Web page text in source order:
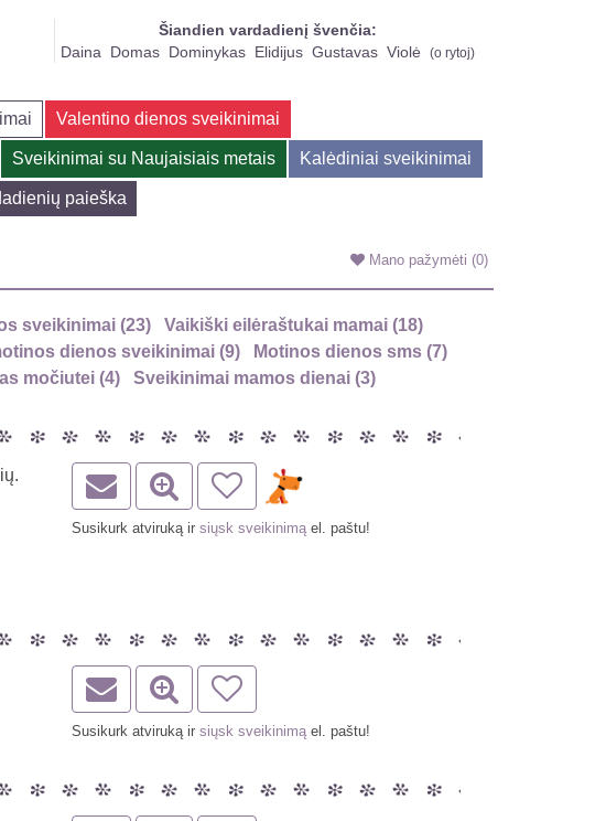
Šiandien vardadienį švenčia:
Daina
Domas Dominykas Elidijus Gustavas Violė (o rytoj)
Valentino dienos sveikinimai
Sveikinimai su Naujaisiais metais Kalėdiniai sveikinimai
paieška
Mano pažymėti (0)
sveikinimai (23)
Vaikiški eilėraštukai mamai (18)
dienos sveikinimai (9)
Motinos dienos sms (7)
močiutei (4)
Sveikinimai mamos dienai (3)
Susikurk atviruką irsiųsk sveikinimą el. paštu!
Susikurk atviruką irsiųsk sveikinimą el. paštu!